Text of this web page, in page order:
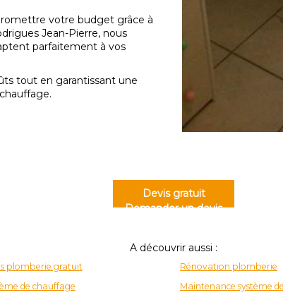
votre budget grâce à
Jean-Pierre, nous
parfaitement à vos
tout en garantissant une
Devis gratuit
Demander un devis
A découvrir aussi :
plomberie gratuit Rénovation plomberie
de chauffage Maintenance système